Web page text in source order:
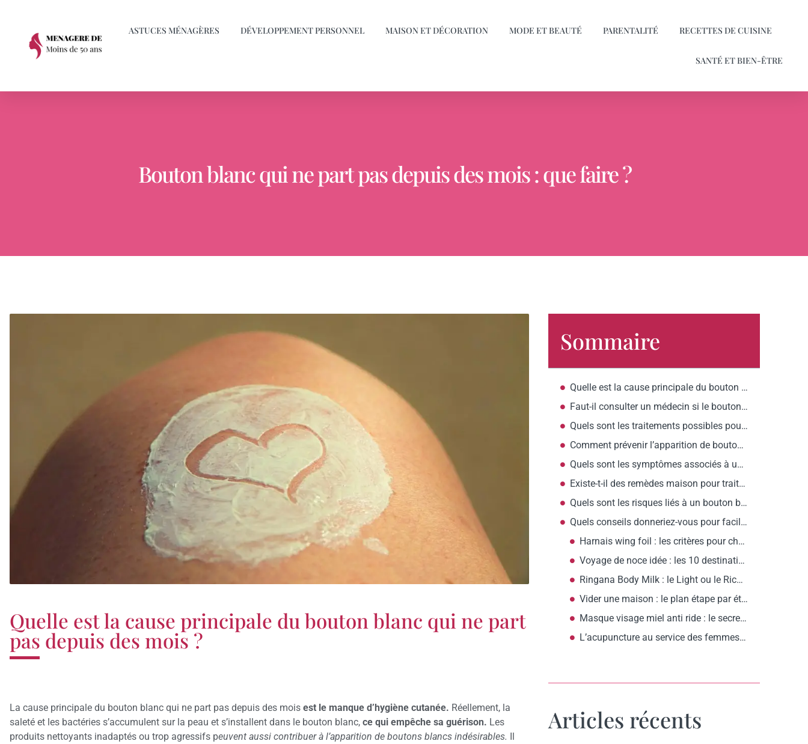
ASTUCES MÉNAGÈRES DÉVELOPPEMENT PERSONNEL MAISON ET DÉCORATION MODE ET BEAUTÉ PARENTALITÉ RECETTES DE CUISINE
SANTÉ ET BIEN-ÊTRE
Bouton blanc qui ne part pas depuis des mois : que faire ?
Quelle est la cause principale du bouton blanc qui ne part
pas depuis des mois ?
La cause principale du bouton blanc qui ne part pas depuis des mois est le manque d’hygiène cutanée. Réellement, la
saleté et les bactéries s’accumulent sur la peau et s’installent dans le bouton blanc, ce qui empêche sa guérison. Les
produits nettoyants inadaptés ou trop agressifs peuvent aussi contribuer à l’apparition de boutons blancs indésirables. Il
Sommaire
Quelle est la cause principale du bouton blanc qui ne part pas depuis des mois ?
Faut-il consulter un médecin si le bouton blanc persiste ?
Quels sont les traitements possibles pour le bouton blanc qui ne part pas ?
Comment prévenir l’apparition de boutons blancs ?
Quels sont les symptômes associés à un bouton blanc persistant ?
Existe-t-il des remèdes maison pour traiter un bouton blanc ?
Quels sont les risques liés à un bouton blanc qui ne part pas ?
Quels conseils donneriez-vous pour faciliter la disparition des boutons blancs ?
Harnais wing foil : les critères pour choisir l’équipement adapté aux femmes
Voyage de noce idée : les 10 destinations romantiques selon votre budget
Ringana Body Milk : le Light ou le Rich, comment choisir?
Vider une maison : le plan étape par étape pour commencer ?
Masque visage miel anti ride : le secret d’une peau raffermie ?
L’acupuncture au service des femmes anxieuses : apaisement et sérénité assurés
Articles récents